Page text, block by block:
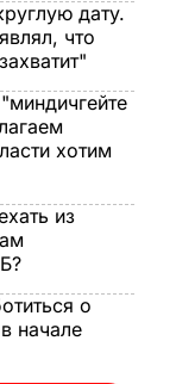
дату.
что
хотим
из
о
начале